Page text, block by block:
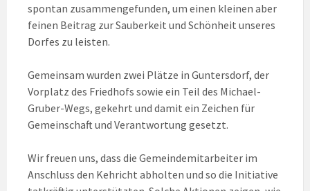
spontan zusammengefunden, um einen kleinen aber
feinen Beitrag zur Sauberkeit und Schönheit unseres
Dorfes zu leisten.
Gemeinsam wurden zwei Plätze in Guntersdorf, der
Vorplatz des Friedhofs sowie ein Teil des Michael-
Gruber-Wegs, gekehrt und damit ein Zeichen für
Gemeinschaft und Verantwortung gesetzt.
Wir freuen uns, dass die Gemeindemitarbeiter im
Anschluss den Kehricht abholten und so die Initiative